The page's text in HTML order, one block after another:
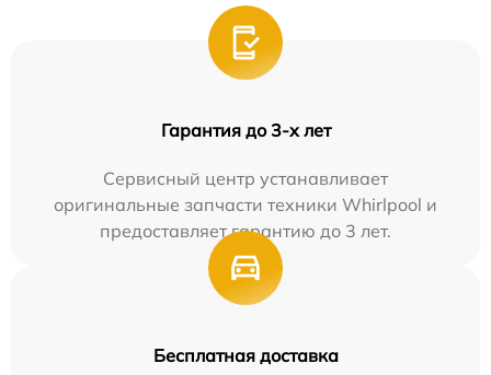
Гарантия до 3-х лет
Сервисный центр устанавливает
оригинальные запчасти техники Whirlpool и
предоставляет гарантию до 3 лет.
Бесплатная доставка